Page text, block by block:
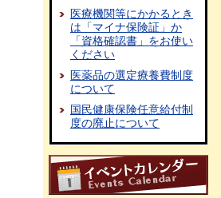
医療機関等にかかるとき
は「マイナ保険証」か
「資格確認書」をお使い
ください
医薬品の選定療養費制度
について
国民健康保険任意給付制
度の廃止について